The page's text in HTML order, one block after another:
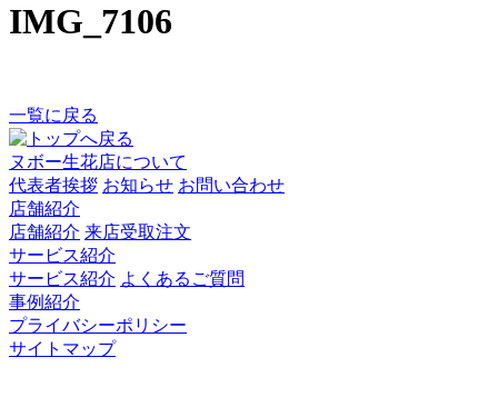
IMG_7106
一覧に戻る
ヌボー生花店について
代表者挨拶 お知らせ お問い合わせ
店舗紹介
店舗紹介 来店受取注文
サービス紹介
サービス紹介 よくあるご質問
事例紹介
プライバシーポリシー
サイトマップ